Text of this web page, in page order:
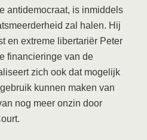
antidemocraat, is inmiddels
zal halen. Hij
en extreme libertariër Peter
financieringe van de
zich ook dat mogelijk
kunnen maken van
nog meer onzin door